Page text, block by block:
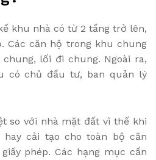
khu nhà có từ 2 tầng trở lên,
Các căn hộ trong khu chung
lối đi chung. Ngoài ra,
có chủ đầu tư, ban quản lý
so với nhà mặt đất vì thế khi
cải tạo cho toàn bộ căn
phép. Các hạng mục cần